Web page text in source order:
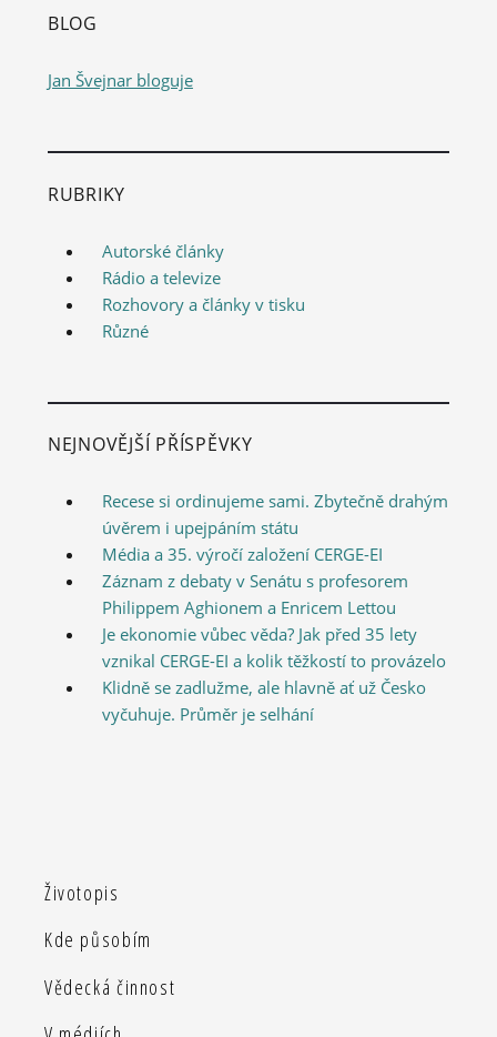
BLOG
Jan Švejnar bloguje
RUBRIKY
Autorské články
Rádio a televize
Rozhovory a články v tisku
Různé
NEJNOVĚJŠÍ PŘÍSPĚVKY
Recese si ordinujeme sami. Zbytečně drahým
úvěrem i upejpáním státu
Média a 35. výročí založení CERGE-EI
Záznam z debaty v Senátu s profesorem
Philippem Aghionem a Enricem Lettou
Je ekonomie vůbec věda? Jak před 35 lety
vznikal CERGE-EI a kolik těžkostí to provázelo
Klidně se zadlužme, ale hlavně ať už Česko
vyčuhuje. Průměr je selhání
Životopis
Kde působím
Vědecká činnost